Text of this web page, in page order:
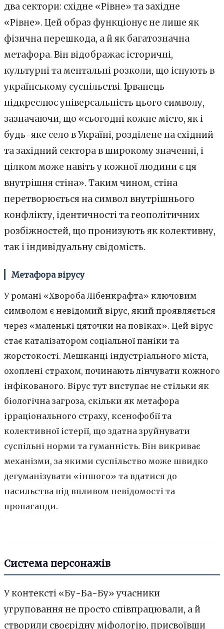
два сектори: східне «Рівне» та західне
«Рівне». Цей образ функціонує не лише як
фізична перешкода, а й як багатозначна
метафора. Він відображає історичні,
культурні та ментальні розколи, що існують в
українському суспільстві. Ірванець
підкреслює універсальність цього символу,
зазначаючи, що «сьогодні кожне місто, як і
будь-яке село в Україні, розділене на східний
та західний сектора в широкому значенні, і
цілком може навіть у кожної людини є ця
внутрішня стіна». Таким чином, стіна
перетворюється на символ внутрішнього
конфлікту, ідентичності та геополітичних
розбіжностей, що пронизують як колективну,
так і індивідуальну свідомість.
Метафора вірусу
У романі «Хвороба Лібенкрафта» ключовим
символом є невідомий вірус, який проявляється
через «маленькі цяточки на повіках». Цей вірус
стає каталізатором соціальної паніки та
жорстокості. Мешканці індустріального міста,
охоплені страхом, починають лінчувати кожного
інфікованого. Вірус тут виступає не стільки як
біологічна загроза, скільки як метафора
ірраціонального страху, ксенофобії та
колективної істерії, що здатна зруйнувати
суспільні норми та гуманність. Він викриває
механізми, за якими суспільство може швидко
дегуманізувати «іншого» та вдатися до
насильства під впливом невідомості та
пропаганди.
Система персонажів
У контексті «Бу-Ба-Бу» учасники
угруповання не просто співпрацювали, а й
створили своєрідну міфологію, присвоївши